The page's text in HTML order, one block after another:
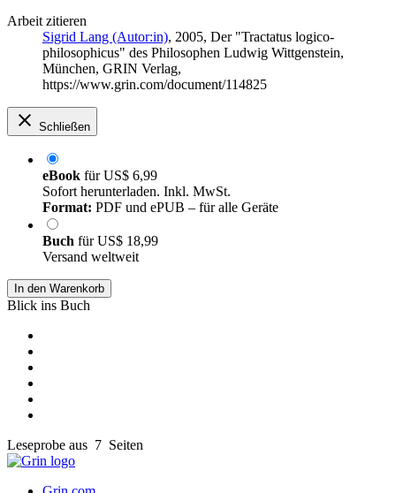
Arbeit zitieren
Sigrid Lang (Autor:in), 2005, Der "Tractatus logico-
philosophicus" des Philosophen Ludwig Wittgenstein,
München, GRIN Verlag,
https://www.grin.com/document/114825
Schließen
eBook fürUS$ 6,99
Sofort herunterladen. Inkl. MwSt.
Format: PDF und ePUB – für alle Geräte
Buch fürUS$ 18,99
Versand weltweit
In den Warenkorb
Blick ins Buch
Leseprobe aus 7 Seiten